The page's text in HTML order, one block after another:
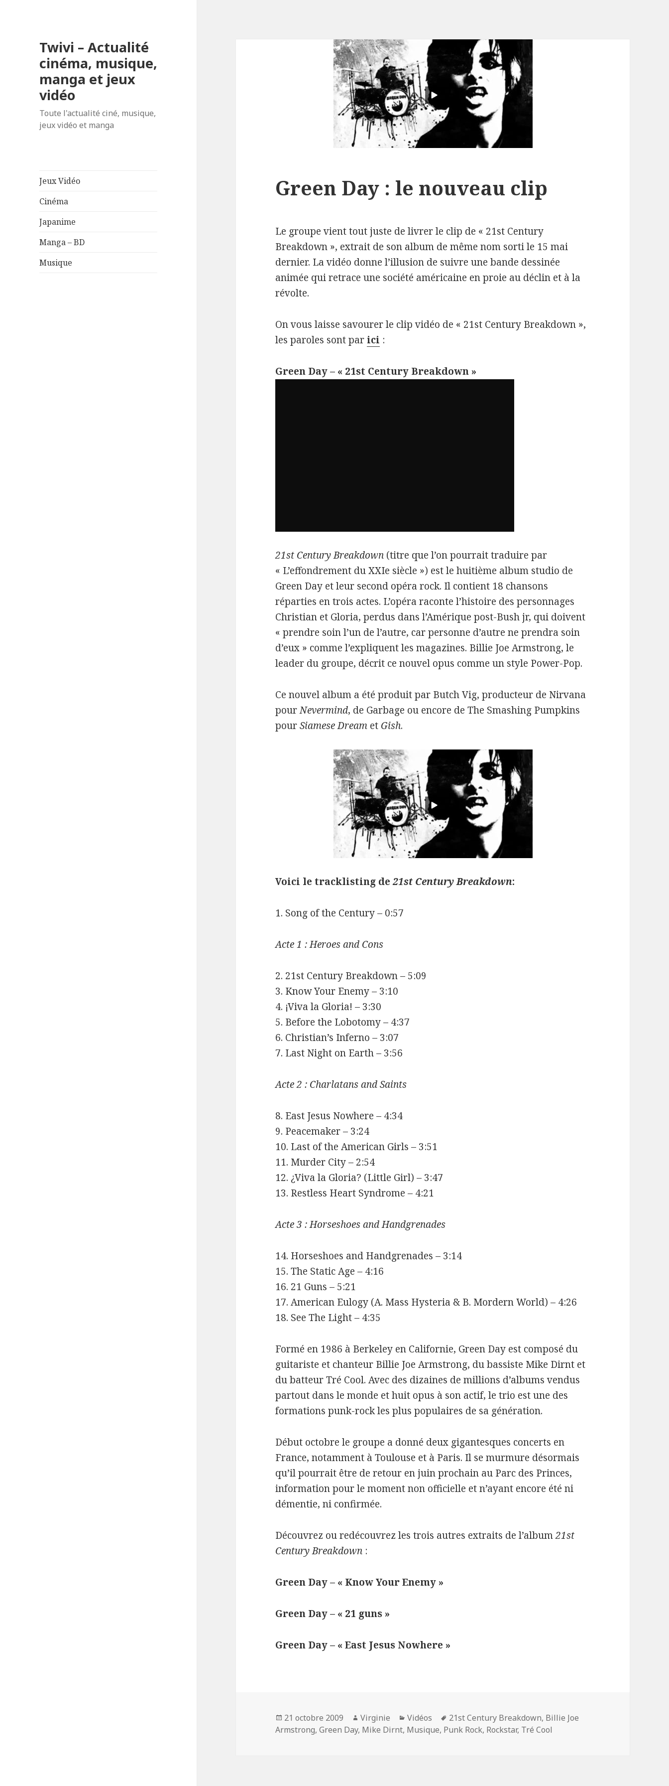
Twivi – Actualité
cinéma, musique,
manga et jeux
vidéo
Toute l'actualité ciné, musique,
jeux vidéo et manga
Jeux Vidéo
Cinéma
Japanime
Manga – BD
Musique
Green Day : le nouveau clip
Le groupe vient tout juste de livrer le clip de « 21st Century
Breakdown », extrait de son album de même nom sorti le 15 mai
dernier. La vidéo donne l’illusion de suivre une bande dessinée
animée qui retrace une société américaine en proie au déclin et à la
révolte.
On vous laisse savourer le clip vidéo de « 21st Century Breakdown »,
les paroles sont par ici :
Green Day – « 21st Century Breakdown »
21st Century Breakdown (titre que l’on pourrait traduire par
« L’effondrement du XXIe siècle ») est le huitième album studio de
Green Day et leur second opéra rock. Il contient 18 chansons
réparties en trois actes. L’opéra raconte l’histoire des personnages
Christian et Gloria, perdus dans l’Amérique post-Bush jr, qui doivent
« prendre soin l’un de l’autre, car personne d’autre ne prendra soin
d’eux » comme l’expliquent les magazines. Billie Joe Armstrong, le
leader du groupe, décrit ce nouvel opus comme un style Power-Pop.
Ce nouvel album a été produit par Butch Vig, producteur de Nirvana
pourNevermind, de Garbage ou encore de The Smashing Pumpkins
pourSiamese Dream et Gish.
Voici le tracklisting de21st Century Breakdown:
1. Song of the Century – 0:57
Acte 1 : Heroes and Cons
2. 21st Century Breakdown – 5:09
3. Know Your Enemy – 3:10
4. ¡Viva la Gloria! – 3:30
5. Before the Lobotomy – 4:37
6. Christian’s Inferno – 3:07
7. Last Night on Earth – 3:56
Acte 2 : Charlatans and Saints
8. East Jesus Nowhere – 4:34
9. Peacemaker – 3:24
10. Last of the American Girls – 3:51
11. Murder City – 2:54
12. ¿Viva la Gloria? (Little Girl) – 3:47
13. Restless Heart Syndrome – 4:21
Acte 3 : Horseshoes and Handgrenades
14. Horseshoes and Handgrenades – 3:14
15. The Static Age – 4:16
16. 21 Guns – 5:21
17. American Eulogy (A. Mass Hysteria & B. Mordern World) – 4:26
18. See The Light – 4:35
Formé en 1986 à Berkeley en Californie, Green Day est composé du
guitariste et chanteur Billie Joe Armstrong, du bassiste Mike Dirnt et
du batteur Tré Cool. Avec des dizaines de millions d’albums vendus
partout dans le monde et huit opus à son actif, le trio est une des
formations punk-rock les plus populaires de sa génération.
Début octobre le groupe a donné deux gigantesques concerts en
France, notamment à Toulouse et à Paris. Il se murmure désormais
qu’il pourrait être de retour en juin prochain au Parc des Princes,
information pour le moment non officielle et n’ayant encore été ni
démentie, ni confirmée.
Découvrez ou redécouvrez les trois autres extraits de l’album21st
Century Breakdown :
Green Day – « Know Your Enemy »
Green Day – « 21 guns »
Green Day – « East Jesus Nowhere »
Publié
le
21 octobre 2009 Auteur
Virginie Catégories
Vidéos
Mots-
clés
21st Century Breakdown, Billie Joe
Armstrong,Green Day, Mike Dirnt, Musique, Punk Rock, Rockstar, Tré Cool